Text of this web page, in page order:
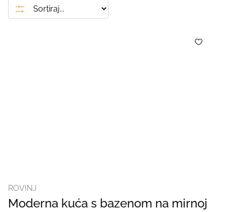
ROVINJ
Moderna kuća s bazenom na mirnoj